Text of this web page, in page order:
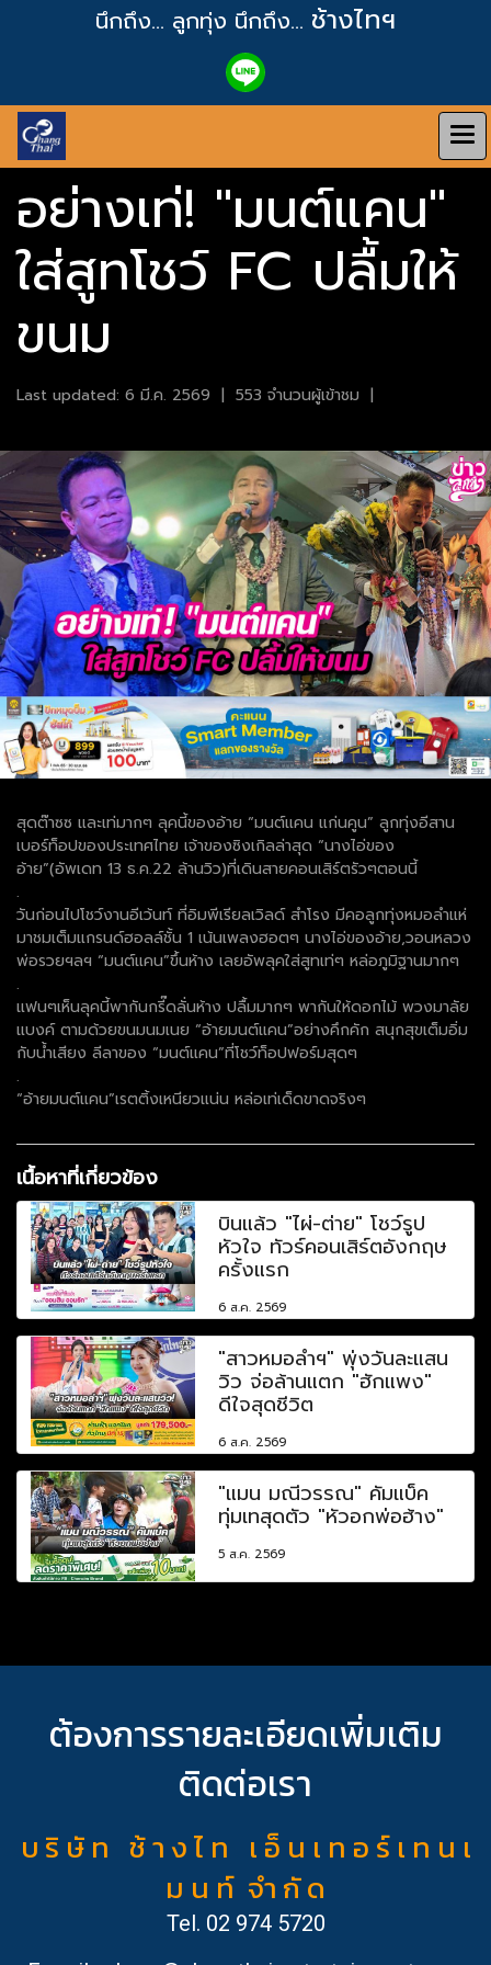
นึกถึง... ลูกทุ่ง นึกถึง... ช้างไทฯ
อย่างเท่! "มนต์แคน"
ใส่สูทโชว์ FC ปลื้มให้
ขนม
Last updated: 6 มี.ค. 2569 | 553 จำนวนผู้เข้าชม |
สุดต๊าซซ และเท่มากๆ ลุคนี้ของอ้าย “มนต์แคน แก่นคูน” ลูกทุ่งอีสาน
เบอร์ท็อปของประเทศไทย เจ้าของซิงเกิลล่าสุด “นางไอ่ของ
อ้าย”(อัพเดท 13 ธ.ค.22 ล้านวิว)ที่เดินสายคอนเสิร์ตรัวๆตอนนี้
.
วันก่อนไปโชว์งานอีเว้นท์ ที่อิมพีเรียลเวิลด์ สำโรง มีคอลูกทุ่งหมอลำแห่
มาชมเต็มแกรนด์ฮอลล์ชั้น 1 เน้นเพลงฮอตๆ นางไอ่ของอ้าย,วอนหลวง
พ่อรวยฯลฯ “มนต์แคน”ขึ้นห้าง เลยอัพลุคใส่สูทเท่ๆ หล่อภูมิฐานมากๆ
.
แฟนๆเห็นลุคนี้พากันกรี๊ดลั่นห้าง ปลื้มมากๆ พากันให้ดอกไม้ พวงมาลัย
แบงค์ ตามด้วยขนมนมเนย “อ้ายมนต์แคน”อย่างคึกคัก สนุกสุขเต็มอิ่ม
กับน้ำเสียง ลีลาของ “มนต์แคน”ที่โชว์ท็อปฟอร์มสุดๆ
.
“อ้ายมนต์แคน”เรตติ้งเหนียวแน่น หล่อเท่เด็ดขาดจริงๆ
เนื้อหาที่เกี่ยวข้อง
บินแล้ว "ไผ่-ต่าย" โชว์รูป
หัวใจ ทัวร์คอนเสิร์ตอังกฤษ
ครั้งแรก
6 ส.ค. 2569
"สาวหมอลำฯ" พุ่งวันละแสน
วิว จ่อล้านแตก "ฮักแพง"
ดีใจสุดชีวิต
6 ส.ค. 2569
"แมน มณีวรรณ" คัมแบ็ค
ทุ่มเทสุดตัว "หัวอกพ่อฮ้าง"
5 ส.ค. 2569
ต้องการรายละเอียดเพิ่มเติม
ติดต่อเรา
บ ริ ษั ท ช้ า ง ไ ท เ อ็ น เ ท อ ร์ เ ท น เ
ม น ท์ จำ กั ด
Tel. 02 974 5720